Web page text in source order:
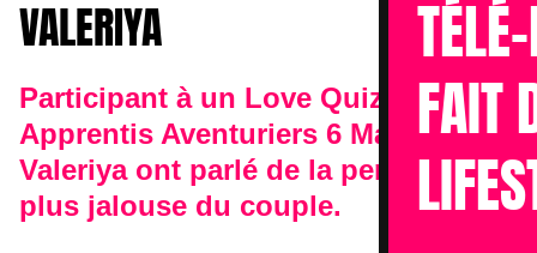
FAIT
VALERIYA
Participant à un Love Quiz, les
Apprentis Aventuriers 6 Maxime et
Valeriya ont parlé de la personne la
plus jalouse du couple.